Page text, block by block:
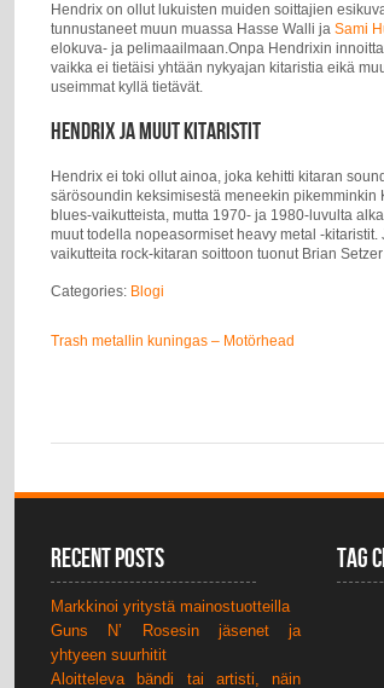
Hendrix on ollut lukuisten muiden soittajien
tunnustaneet muun muassa Hasse Walli ja Sami
elokuva- ja pelimaailmaan.Onpa Hendrixin
vaikka ei tietäisi yhtään nykyajan kitaristia eikä
useimmat kyllä tietävät.
Hendrix ja muut kitaristit
Hendrix ei toki ollut ainoa, joka kehitti kitaran
särösoundin keksimisestä meneekin
blues-vaikutteista, mutta 1970- ja 1980-luvulta
muut todella nopeasormiset heavy metal -
vaikutteita rock-kitaran soittoon tuonut Brian
Categories: Blogi
Trash metallin kuningas – Motörhead
Recent Posts
Markkinoi yritystä mainostuotteilla
Guns N’ Rosesin jäsenet ja
yhtyeen suurhitit
Aloitteleva bändi tai artisti, näin
Tag